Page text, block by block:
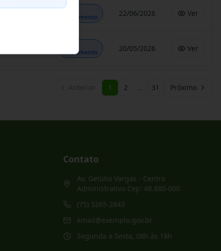
Em
Andamento
22/06/2026 Ver
Andamento
20/05/2026 Ver
1 2 … 31 Próximo
Contato
Av. Getúlio Vargas - Centro
Administrativo Cep: 48.880-000
(75) 3265-2843
email@exemplo.gov.br
Segunda a Sexta, 08h às 18h